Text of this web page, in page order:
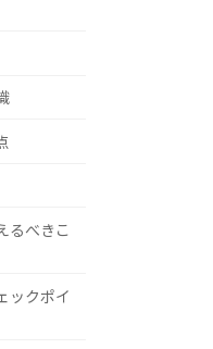
るべきこ
ックポイ